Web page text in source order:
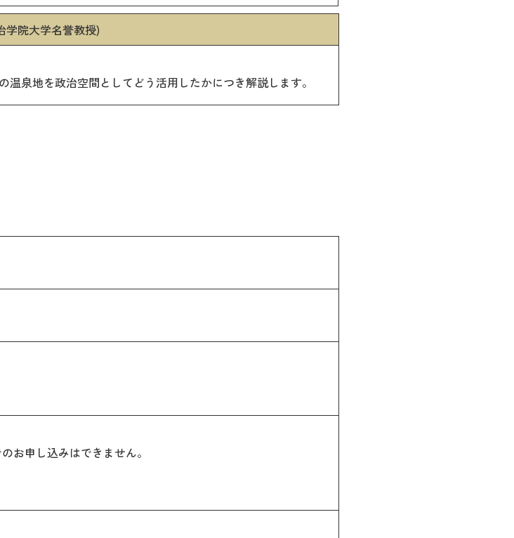
院大学名誉教授)
泉地を政治空間としてどう活用したかにつき解説します。
お申し込みはできません。